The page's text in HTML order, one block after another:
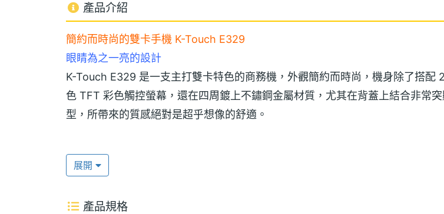
產品介紹
簡約而時尚的雙卡手機 K-Touch E329
眼睛為之一亮的設計
K-Touch E329 是一支主打雙卡特色的商務機，外觀簡約而時尚，機身除了搭配
色 TFT 彩色觸控螢幕，還在四周鍍上不鏽鋼金屬材質，尤其在背蓋上結合非常突
型，所帶來的質感絕對是超乎想像的舒適。
CDMA + GSM 雙模雙待
K-Touch E329 結合雙網路 CDMA + GSM 雙模雙待功能，使用者可以隨時切換
CDMA 網路，讓您非常方便的使用，即使再忙祿的工作，也能輕鬆管理，不會漏
展開
產品規格